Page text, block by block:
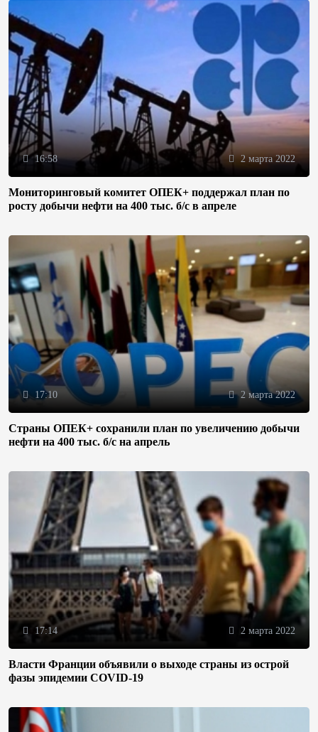
16:58 2 марта 2022
Мониторинговый комитет ОПЕК+ поддержал план по
росту добычи нефти на 400 тыс. б/с в апреле
17:10 2 марта 2022
Страны ОПЕК+ сохранили план по увеличению добычи
нефти на 400 тыс. б/с на апрель
17:14 2 марта 2022
Власти Франции объявили о выходе страны из острой
фазы эпидемии COVID-19